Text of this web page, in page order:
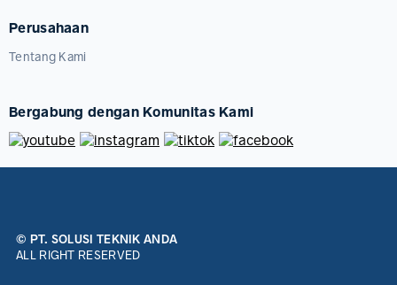
Perusahaan
Tentang Kami
Bergabung dengan Komunitas Kami
© PT. SOLUSI TEKNIK ANDA
ALL RIGHT RESERVED